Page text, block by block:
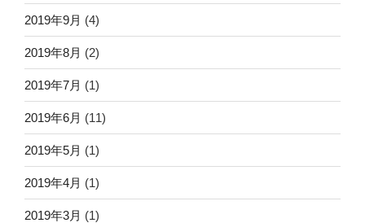
2019年9月 (4)
2019年8月 (2)
2019年7月 (1)
2019年6月 (11)
2019年5月 (1)
2019年4月 (1)
2019年3月 (1)